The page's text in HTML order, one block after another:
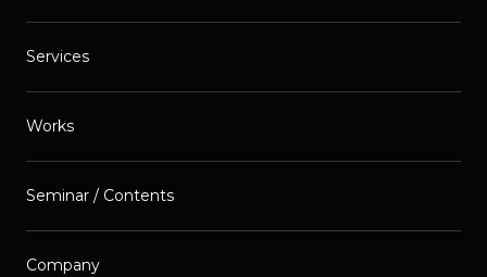
Services
Works
Seminar / Contents
Company